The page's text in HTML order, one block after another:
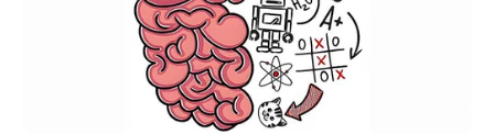
Fedeciclismo
Rodrigo Contreras, campeón de la Vuelta a Colombia